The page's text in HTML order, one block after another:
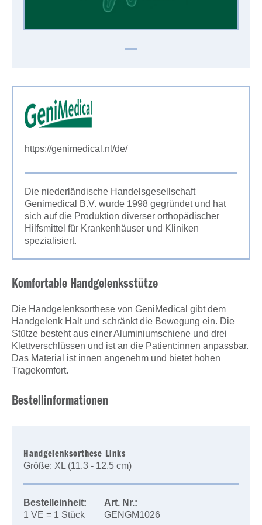
https://genimedical.nl/de/
Die niederländische Handelsgesellschaft
Genimedical B.V. wurde 1998 gegründet und hat
sich auf die Produktion diverser orthopädischer
Hilfsmittel für Krankenhäuser und Kliniken
spezialisiert.
Komfortable Handgelenksstütze
Die Handgelenksorthese von GeniMedical gibt dem
Handgelenk Halt und schränkt die Bewegung ein. Die
Stütze besteht aus einer Aluminiumschiene und drei
Klettverschlüssen und ist an die Patient:innen anpassbar.
Das Material ist innen angenehm und bietet hohen
Tragekomfort.
Bestellinformationen
Handgelenksorthese Links
Größe: XL (11.3 - 12.5 cm)
Bestelleinheit:
Art. Nr.:
1 VE = 1 Stück
GENGM1026